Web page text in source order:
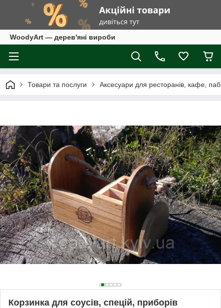
WoodyArt — дерев'яні вироби
Товари та послуги Аксесуари для ресторанів, кафе,
Корзинка для соусів, спецій, приборів